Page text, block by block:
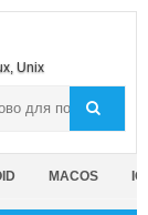
Unix
MACOS